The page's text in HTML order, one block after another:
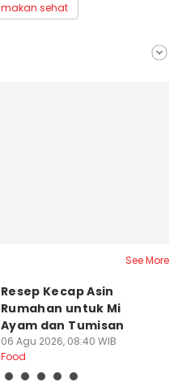
makan sehat
See More
Resep Kecap Asin
Rumahan untuk Mi
Ayam dan Tumisan
06 Agu 2026, 08:40 WIB
Food